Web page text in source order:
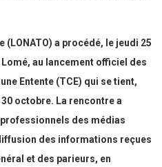
a procédé, le jeudi 25
au lancement officiel des
Entente (TCE) qui se tient,
octobre. La rencontre a
des médias
des informations reçues
et des parieurs, en